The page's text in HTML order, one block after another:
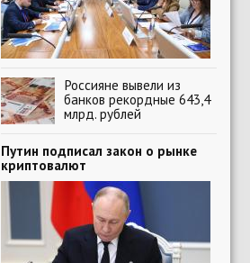
Россияне вывели из
банков рекордные 643,4
млрд. рублей
Путин подписал закон о рынке
криптовалют